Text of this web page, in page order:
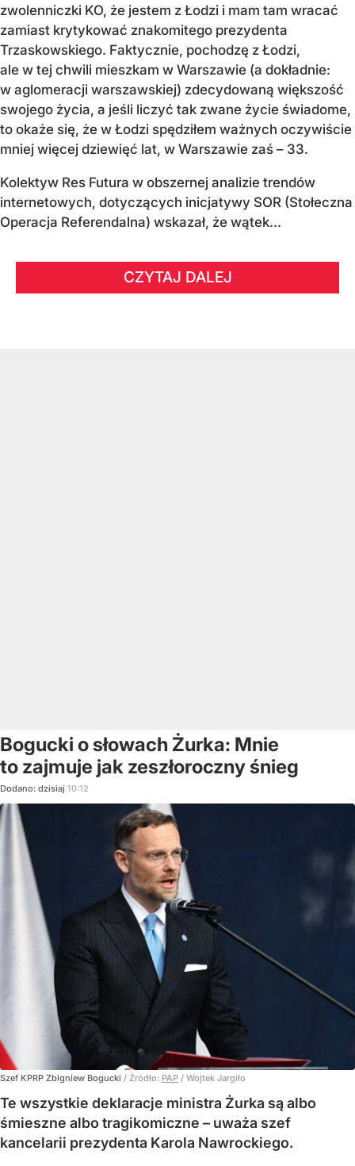
zwolenniczki KO, że jestem z Łodzi i mam tam wracać
zamiast krytykować znakomitego prezydenta
Trzaskowskiego. Faktycznie, pochodzę z Łodzi,
ale w tej chwili mieszkam w Warszawie (a dokładnie:
w aglomeracji warszawskiej) zdecydowaną większość
swojego życia, a jeśli liczyć tak zwane życie świadome,
to okaże się, że w Łodzi spędziłem ważnych oczywiście
mniej więcej dziewięć lat, w Warszawie zaś – 33.
Kolektyw Res Futura w obszernej analizie trendów
internetowych, dotyczących inicjatywy SOR (Stołeczna
Operacja Referendalna) wskazał, że wątek...
CZYTAJ DALEJ
Bogucki o słowach Żurka: Mnie
to zajmuje jak zeszłoroczny śnieg
Dodano: dzisiaj 10:12
Szef KPRP Zbigniew Bogucki / Źródło: PAP / Wojtek Jargiło
Te wszystkie deklaracje ministra Żurka są albo
śmieszne albo tragikomiczne – uważa szef
kancelarii prezydenta Karola Nawrockiego.